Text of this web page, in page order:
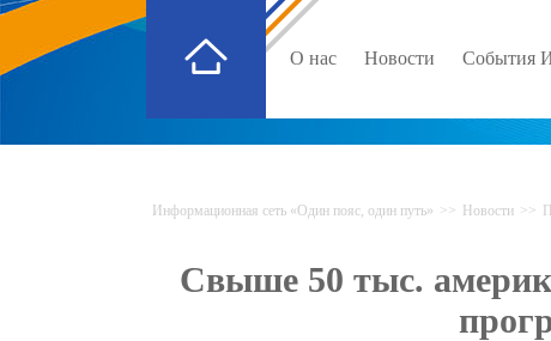
О нас Новости События
Информационная сеть «Один пояс, один путь» >> Новости >>
Свыше 50 тыс.